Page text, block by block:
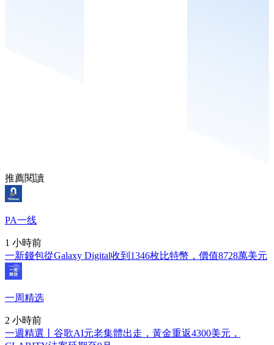
推薦閱讀
PA一线
1 小時前
一新錢包從Galaxy Digital收到1346枚比特幣，價值8728萬美元
一周精选
2 小時前
一週精選丨谷歌AI元老集體出走，黃金重返4300美元，